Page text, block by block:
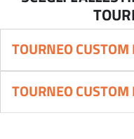
TOURNEO
TOURNEO